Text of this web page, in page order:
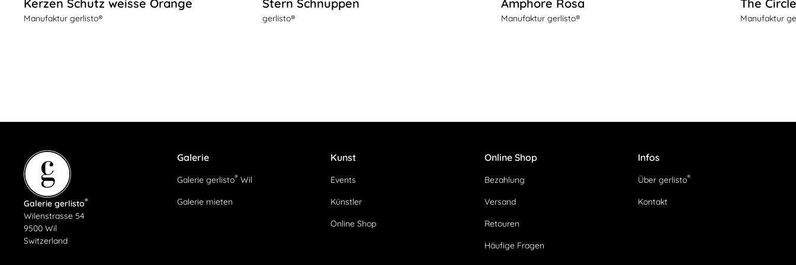
Kerzen Schutz weisse Orange
Manufaktur gerlisto®
Stern Schnuppen
gerlisto®
Amphore Rosa
Manufaktur gerlisto®
The Circle
Manufaktur
Galerie gerlisto®
Wilenstrasse 54
9500 Wil
Switzerland
Galerie
Galerie gerlisto® Wil
Galerie mieten
Kunst
Events
Künstler
Online Shop
Online Shop
Bezahlung
Versand
Retouren
Häufige Fragen
Infos
Über gerlisto®
Kontakt